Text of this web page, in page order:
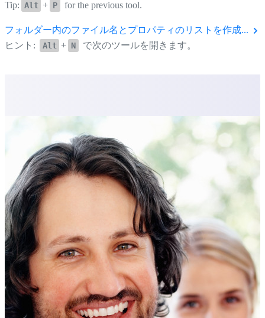
Tip: Alt + P for the previous tool.
フォルダー内のファイル名とプロパティのリストを作成...
ヒント:
Alt + N で次のツールを開きます。